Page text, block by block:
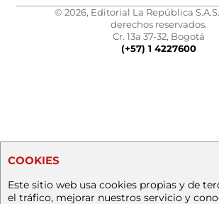
© 2026, Editorial La República
derechos reservados.
Cr. 13a 37-32, Bogotá
(+57) 1 4227600
COOKIES
Este sitio web usa cookies propias y de
el tráfico, mejorar nuestros servicio y